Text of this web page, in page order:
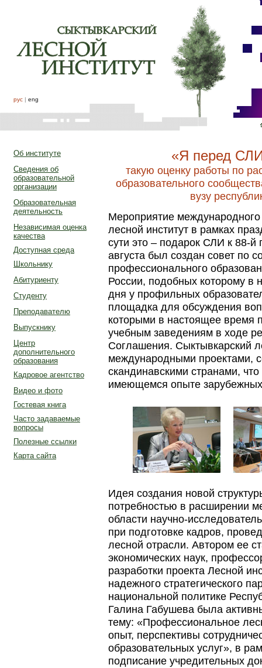
рус | eng
Об институте
Сведения об
образовательной
организации
Образовательная
деятельность
Независимая оценка
качества
Доступная среда
Школьнику
Абитуриенту
Студенту
Преподавателю
Выпускнику
Центр
дополнительного
образования
Кадровое агентство
Видео и фото
Гостевая книга
Часто задаваемые
вопросы
Полезные ссылки
Карта сайта
«Я перед
такую оценку работы по
образовательного
вузу
Мероприятие
лесной институт в рамках
сути это – подарок СЛИ к 88-й
августа был создан совет по
профессионального
России, подобных которому в
дня у профильных
площадка для обсуждения
которыми в настоящее время
учебным заведениям в ходе
Соглашения. Сыктывкарский
международными проектами,
скандинавскими странами,
имеющемся опыте
Идея создания новой
потребностью в расширении
области научно-
при подготовке кадров,
лесной отрасли. Автором ее
экономических наук,
разработки проекта Лесной
надежного стратегического
национальной политике
Галина Габушева была
тему: «Профессиональное
опыт, перспективы
образовательных услуг», в
подписание учредительных